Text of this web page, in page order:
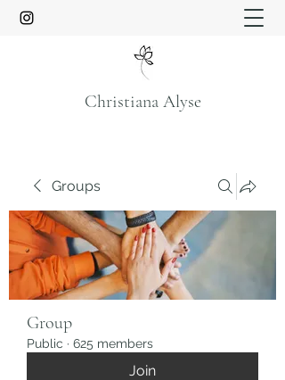
Christiana Alyse
Groups
Group
Public · 625 members
Join